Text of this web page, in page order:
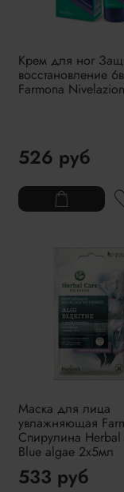
Крем для ног
восстановление
Farmona
526 руб
Маска для лица
увлажняющая
Спирулина Herbal
Blue algae 2x5мл
533 руб